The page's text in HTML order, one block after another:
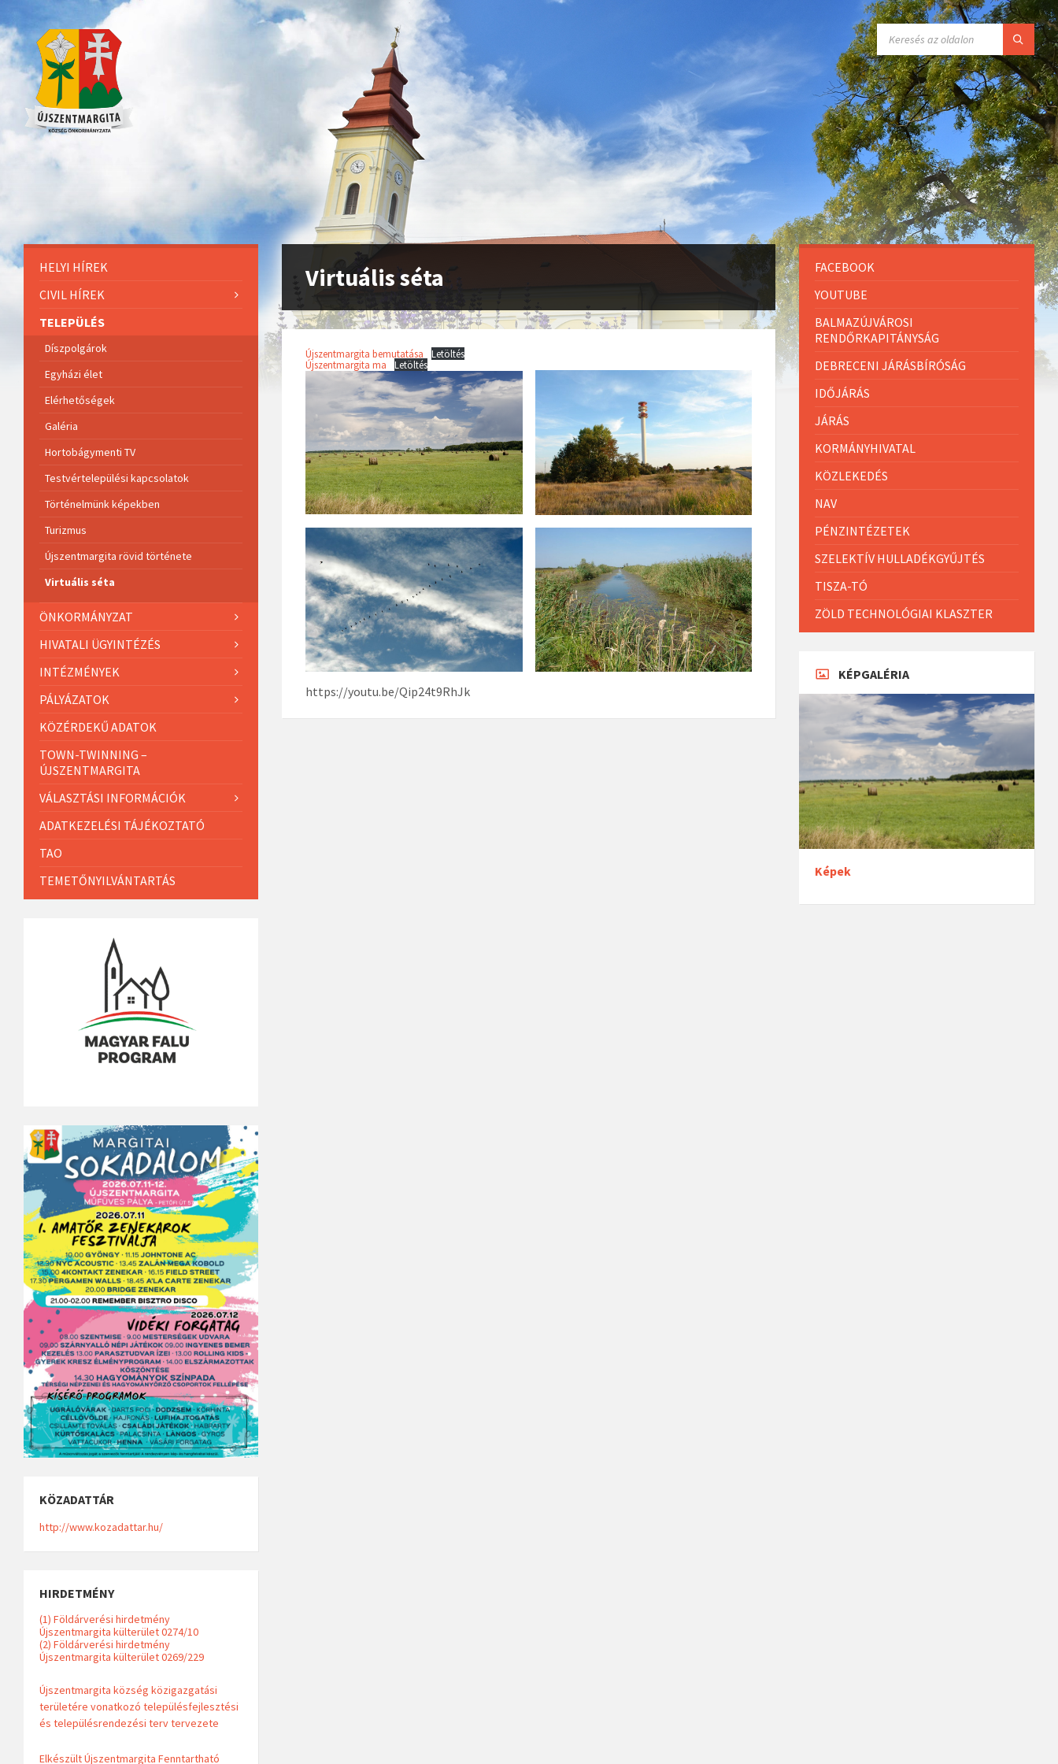
Virtuális séta
Újszentmargita bemutatása
Letöltés
Újszentmargita ma
Letöltés
https://youtu.be/Qip24t9RhJk
HELYI HÍREK
CIVIL HÍREK
TELEPÜLÉS
Díszpolgárok
Egyházi élet
Elérhetőségek
Galéria
Hortobágymenti TV
Testvértelepülési kapcsolatok
Történelmünk képekben
Turizmus
Újszentmargita rövid története
Virtuális séta
ÖNKORMÁNYZAT
HIVATALI ÜGYINTÉZÉS
INTÉZMÉNYEK
PÁLYÁZATOK
KÖZÉRDEKŰ ADATOK
TOWN-TWINNING –
ÚJSZENTMARGITA
VÁLASZTÁSI INFORMÁCIÓK
ADATKEZELÉSI TÁJÉKOZTATÓ
TAO
TEMETŐNYILVÁNTARTÁS
KÖZADATTÁR
http://www.kozadattar.hu/
HIRDETMÉNY
(1) Földárverési hirdetmény
Újszentmargita külterület 0274/10
(2) Földárverési hirdetmény
Újszentmargita külterület 0269/229
Újszentmargita község közigazgatási
területére vonatkozó településfejlesztési
és településrendezési terv tervezete
Elkészült Újszentmargita Fenntartható
FACEBOOK
YOUTUBE
BALMAZÚJVÁROSI
RENDŐRKAPITÁNYSÁG
DEBRECENI JÁRÁSBÍRÓSÁG
IDŐJÁRÁS
JÁRÁS
KORMÁNYHIVATAL
KÖZLEKEDÉS
NAV
PÉNZINTÉZETEK
SZELEKTÍV HULLADÉKGYŰJTÉS
TISZA-TÓ
ZÖLD TECHNOLÓGIAI KLASZTER
KÉPGALÉRIA
Képek